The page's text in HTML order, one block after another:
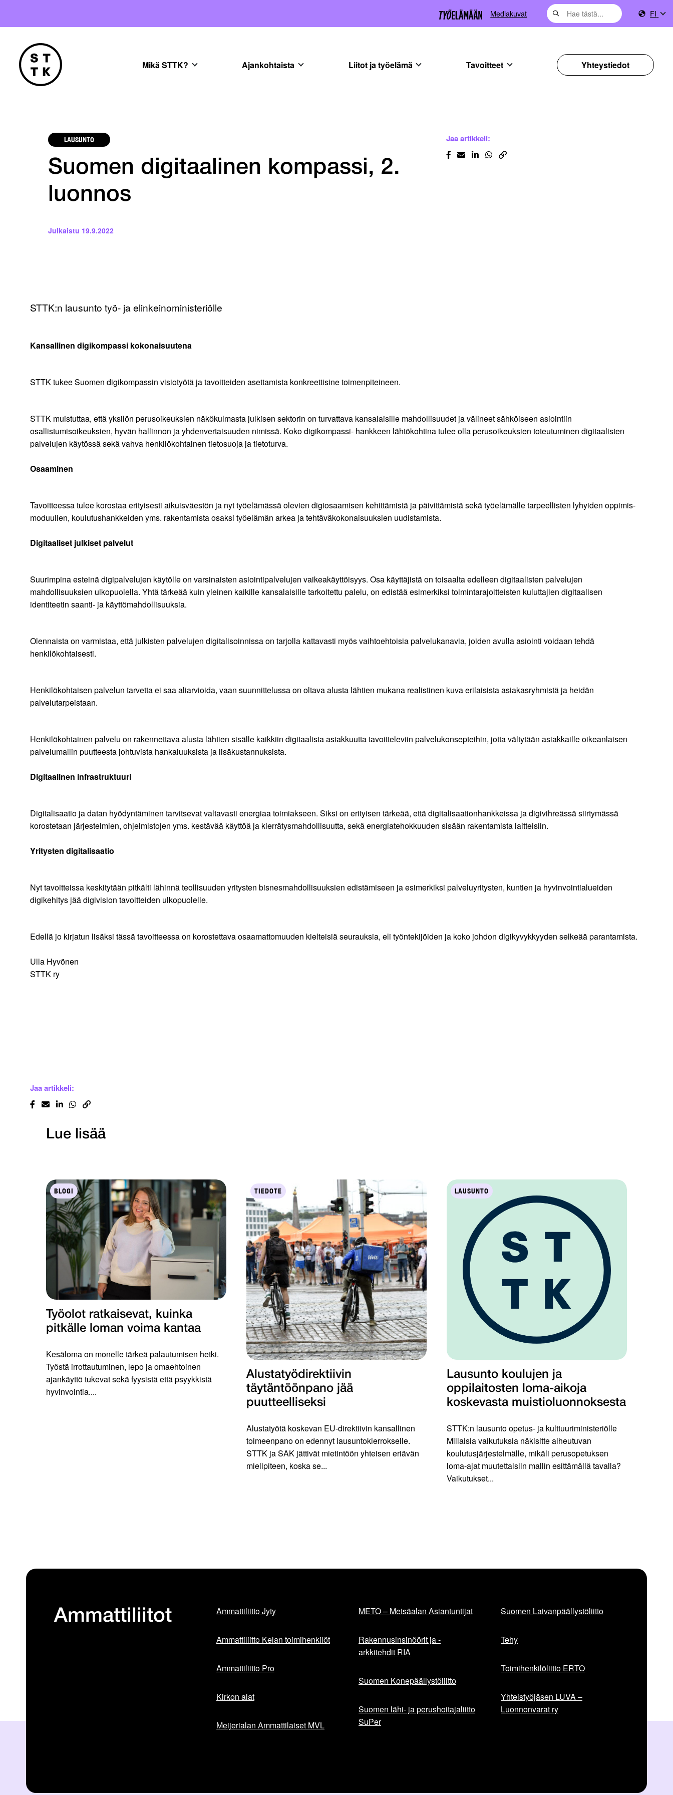
Mediakuvat FI
Mikä STTK? Ajankohtaista Liitot ja työelämä Tavoitteet Yhteystiedot
LAUSUNTO
Suomen digitaalinen kompassi, 2.
luonnos
Julkaistu 19.9.2022
Jaa artikkeli:
STTK:n lausunto työ- ja elinkeinoministeriölle
Kansallinen digikompassi kokonaisuutena
STTK tukee Suomen digikompassin visiotyötä ja tavoitteiden asettamista konkreettisine toimenpiteineen.
STTK muistuttaa, että yksilön perusoikeuksien näkökulmasta julkisen sektorin on turvattava kansalaisille mahdollisuudet ja välineet sähköiseen asiointiin
osallistumisoikeuksien, hyvän hallinnon ja yhdenvertaisuuden nimissä. Koko digikompassi- hankkeen lähtökohtina tulee olla perusoikeuksien toteutuminen digitaalisten
palvelujen käytössä sekä vahva henkilökohtainen tietosuoja ja tietoturva.
Osaaminen
Tavoitteessa tulee korostaa erityisesti aikuisväestön ja nyt työelämässä olevien digiosaamisen kehittämistä ja päivittämistä sekä työelämälle tarpeellisten lyhyiden oppimis-
moduulien, koulutushankkeiden yms. rakentamista osaksi työelämän arkea ja tehtäväkokonaisuuksien uudistamista.
Digitaaliset julkiset palvelut
Suurimpina esteinä digipalvelujen käytölle on varsinaisten asiointipalvelujen vaikeakäyttöisyys. Osa käyttäjistä on toisaalta edelleen digitaalisten palvelujen
mahdollisuuksien ulkopuolella. Yhtä tärkeää kuin yleinen kaikille kansalaisille tarkoitettu palelu, on edistää esimerkiksi toimintarajoitteisten kuluttajien digitaalisen
identiteetin saanti- ja käyttömahdollisuuksia.
Olennaista on varmistaa, että julkisten palvelujen digitalisoinnissa on tarjolla kattavasti myös vaihtoehtoisia palvelukanavia, joiden avulla asiointi voidaan tehdä
henkilökohtaisesti.
Henkilökohtaisen palvelun tarvetta ei saa aliarvioida, vaan suunnittelussa on oltava alusta lähtien mukana realistinen kuva erilaisista asiakasryhmistä ja heidän
palvelutarpeistaan.
Henkilökohtainen palvelu on rakennettava alusta lähtien sisälle kaikkiin digitaalista asiakkuutta tavoitteleviin palvelukonsepteihin, jotta vältytään asiakkaille oikeanlaisen
palvelumallin puutteesta johtuvista hankaluuksista ja lisäkustannuksista.
Digitaalinen infrastruktuuri
Digitalisaatio ja datan hyödyntäminen tarvitsevat valtavasti energiaa toimiakseen. Siksi on erityisen tärkeää, että digitalisaationhankkeissa ja digivihreässä siirtymässä
korostetaan järjestelmien, ohjelmistojen yms. kestävää käyttöä ja kierrätysmahdollisuutta, sekä energiatehokkuuden sisään rakentamista laitteisiin.
Yritysten digitalisaatio
Nyt tavoitteissa keskitytään pitkälti lähinnä teollisuuden yritysten bisnesmahdollisuuksien edistämiseen ja esimerkiksi palveluyritysten, kuntien ja hyvinvointialueiden
digikehitys jää digivision tavoitteiden ulkopuolelle.
Edellä jo kirjatun lisäksi tässä tavoitteessa on korostettava osaamattomuuden kielteisiä seurauksia, eli työntekijöiden ja koko johdon digikyvykkyyden selkeää parantamista.
Ulla Hyvönen
STTK ry
Jaa artikkeli:
Lue lisää
BLOGI
Työolot ratkaisevat, kuinka
pitkälle loman voima kantaa
Kesäloma on monelle tärkeä palautumisen hetki.
Työstä irrottautuminen, lepo ja omaehtoinen
ajankäyttö tukevat sekä fyysistä että psyykkistä
hyvinvointia....
TIEDOTE
Alustatyödirektiivin
täytäntöönpano jää
puutteelliseksi
Alustatyötä koskevan EU-direktiivin kansallinen
toimeenpano on edennyt lausuntokierrokselle.
STTK ja SAK jättivät mietintöön yhteisen eriävän
mielipiteen, koska se...
LAUSUNTO
Lausunto koulujen ja
oppilaitosten loma-aikoja
koskevasta muistioluonnoksesta
STTK:n lausunto opetus- ja kulttuuriministeriölle
Millaisia vaikutuksia näkisitte aiheutuvan
koulutusjärjestelmälle, mikäli perusopetuksen
loma-ajat muutettaisiin mallin esittämällä tavalla?
Vaikutukset...
Ammattiliitot Ammattiliitto Jyty
Ammattiliitto Kelan toimihenkilöt
Ammattiliitto Pro
Kirkon alat
Meijerialan Ammattilaiset MVL
METO – Metsäalan Asiantuntijat
Rakennusinsinöörit ja -
arkkitehdit RIA
Suomen Konepäällystöliitto
Suomen lähi- ja perushoitajaliitto
SuPer
Suomen Laivanpäällystöliitto
Tehy
Toimihenkilöliitto ERTO
Yhteistyöjäsen LUVA –
Luonnonvarat ry